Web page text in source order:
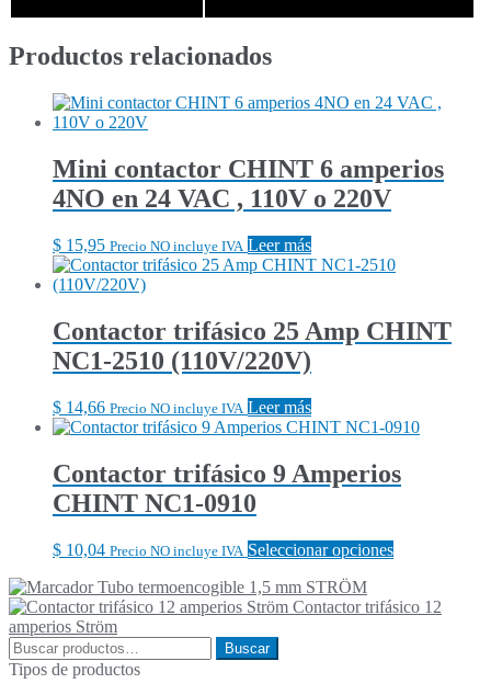
Productos relacionados
Mini contactor CHINT 6 amperios
4NO en 24 VAC , 110V o 220V
$ 15,95 Precio NO incluye IVA Leer más
Contactor trifásico 25 Amp CHINT
NC1-2510 (110V/220V)
$ 14,66 Precio NO incluye IVA Leer más
Contactor trifásico 9 Amperios
CHINT NC1-0910
$ 10,04 Precio NO incluye IVA Seleccionar opcionesEste
múltiples
Tubo termoencogible 1,5 mm STRÖM
Contactor trifásico 12
amperios Ström
Buscar
por:
Buscar
Tipos de productos